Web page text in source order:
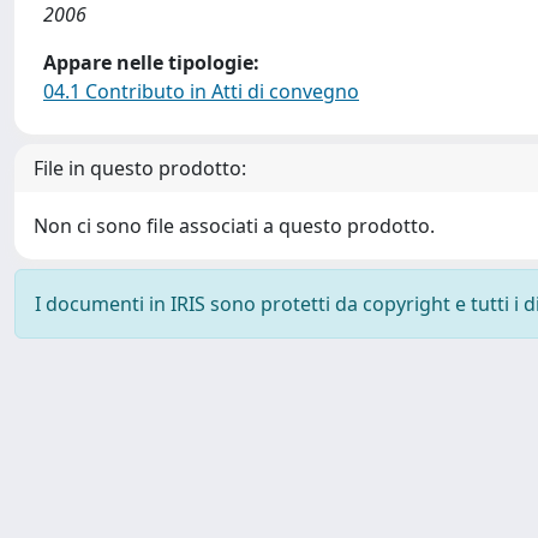
2006
Appare nelle tipologie:
04.1 Contributo in Atti di convegno
File in questo prodotto:
Non ci sono file associati a questo prodotto.
I documenti in IRIS sono protetti da copyright e tutti i